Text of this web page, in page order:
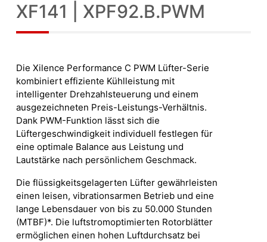
XF141 | XPF92.B.PWM
Die Xilence Performance C PWM Lüfter-Serie
kombiniert effiziente Kühlleistung mit
intelligenter Drehzahlsteuerung und einem
ausgezeichneten Preis-Leistungs-Verhältnis.
Dank PWM-Funktion lässt sich die
Lüftergeschwindigkeit individuell festlegen für
eine optimale Balance aus Leistung und
Lautstärke nach persönlichem Geschmack.
Die flüssigkeitsgelagerten Lüfter gewährleisten
einen leisen, vibrationsarmen Betrieb und eine
lange Lebensdauer von bis zu 50.000 Stunden
(MTBF)*. Die luftstromoptimierten Rotorblätter
ermöglichen einen hohen Luftdurchsatz bei